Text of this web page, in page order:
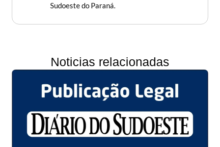
Sudoeste do Paraná.
Noticias relacionadas